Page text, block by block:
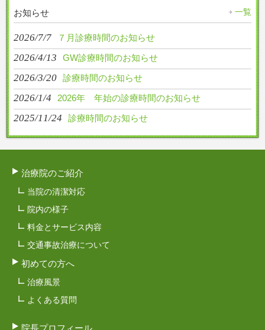
お知らせ 一覧
2026/7/7 ７月診療時間のお知らせ
2026/4/13 GW診療時間のお知らせ
2026/3/20 診療時間のお知らせ
2026/1/4 2026年 年始の診療時間のお知らせ
2025/11/24 診療時間のお知らせ
治療院のご紹介
当院の清潔対応
院内の様子
料金とサービス内容
交通事故治療について
初めての方へ
治療風景
よくある質問
院長プロフィール